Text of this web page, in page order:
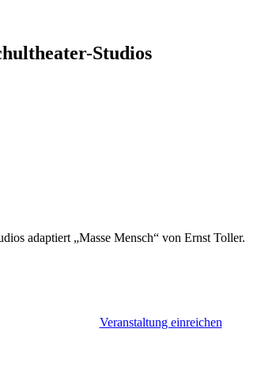
Studios
adaptiert „Masse Mensch“ von Ernst Toller.
Veranstaltung einreichen